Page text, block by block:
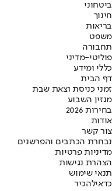
ביטחוני
חינוך
בריאות
משפט
תחבורה
פוליטי-מדיני
כללי ומידע
דף הבית
זמני כניסת וצאת שבת
מגזין השבוע
בחירות 2026
אודות
צור קשר
נבחרת הכתבים והפרשנים
מדיניות פרטיות
הצהרת נגישות
תנאי שימוש
כדאילהכיר